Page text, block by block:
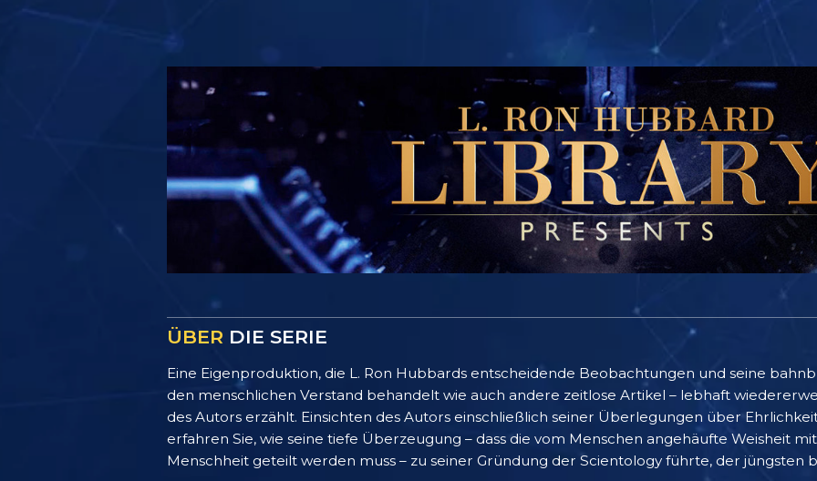
ÜBER DIE SERIE
Eine Eigenproduktion, die L. Ron Hubbards entscheidende Beobachtungen und seine
den menschlichen Verstand behandelt wie auch andere zeitlose Artikel – lebhaft
des Autors erzählt. Einsichten des Autors einschließlich seiner Überlegungen über
erfahren Sie, wie seine tiefe Überzeugung – dass die vom Menschen angehäufte Weisheit
Menschheit geteilt werden muss – zu seiner Gründung der Scientology führte, der jüngsten